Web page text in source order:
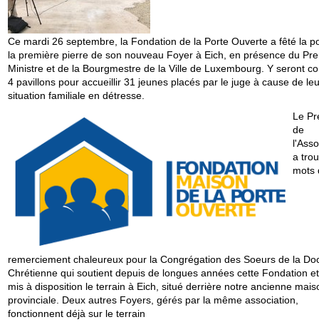
Ce mardi 26 septembre, la Fondation de la Porte Ouverte a fêté la
la première pierre de son nouveau Foyer à Eich, en présence du
Ministre et de la Bourgmestre de la Ville de Luxembourg. Y seront
4 pavillons pour accueillir 31 jeunes placés par le juge à cause de
situation familiale en détresse.
Le
de
a
mots
remerciement chaleureux pour la Congrégation des Soeurs de la
Chrétienne qui soutient depuis de longues années cette Fondation
mis à disposition le terrain à Eich, situé derrière notre ancienne
provinciale. Deux autres Foyers, gérés par la même association,
fonctionnent déjà sur le terrain